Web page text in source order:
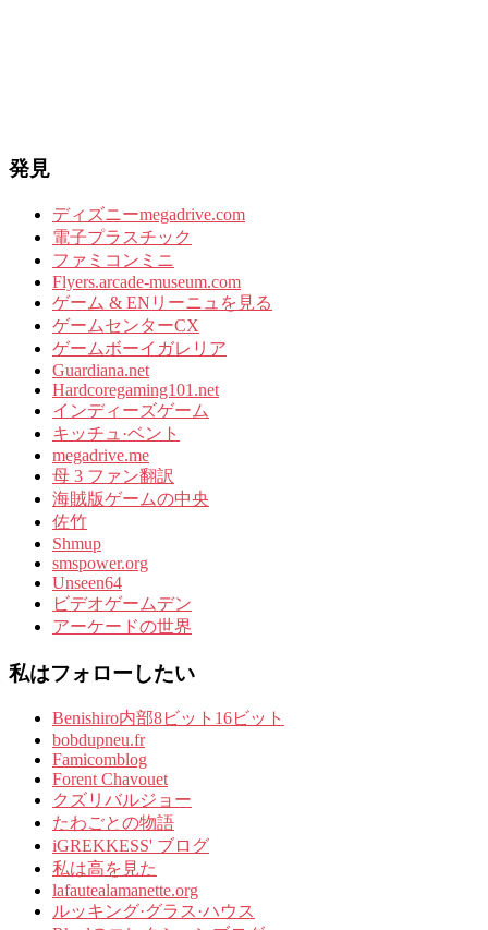
発見
ディズニーmegadrive.com
電子プラスチック
ファミコンミニ
Flyers.arcade-museum.com
ゲーム & ENリーニュを見る
ゲームセンターCX
ゲームボーイガレリア
Guardiana.net
Hardcoregaming101.net
インディーズゲーム
キッチュ·ベント
megadrive.me
母 3 ファン翻訳
海賊版ゲームの中央
佐竹
Shmup
smspower.org
Unseen64
ビデオゲームデン
アーケードの世界
私はフォローしたい
Benishiro内部8ビット16ビット
bobdupneu.fr
Famicomblog
Forent Chavouet
クズリバルジョー
たわごとの物語
iGREKKESS' ブログ
私は高を見た
lafautealamanette.org
ルッキング·グラス·ハウス